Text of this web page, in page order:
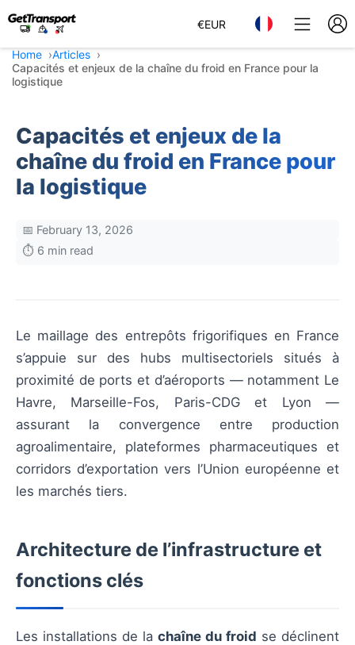
€EUR
Home
Articles
Capacités et enjeux de la chaîne du froid en France pour la
logistique
Capacités et enjeux de la
chaîne du froid en France pour
la logistique
📅 February 13, 2026
⏱️ 6 min read
Le maillage des entrepôts frigorifiques en France
s’appuie sur des hubs multisectoriels situés à
proximité de ports et d’aéroports — notamment Le
Havre, Marseille-Fos, Paris-CDG et Lyon —
assurant la convergence entre production
agroalimentaire, plateformes pharmaceutiques et
corridors d’exportation vers l’Union européenne et
les marchés tiers.
Architecture de l’infrastructure et
fonctions clés
Les installations de la chaîne du froid se déclinent